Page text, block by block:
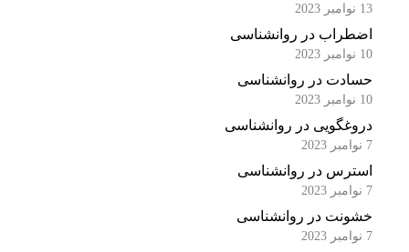
اضطراب در روانشناسی
حسادت در روانشناسی
دروغگویی در روانشناسی
استرس در روانشناسی
خشونت در روانشناسی